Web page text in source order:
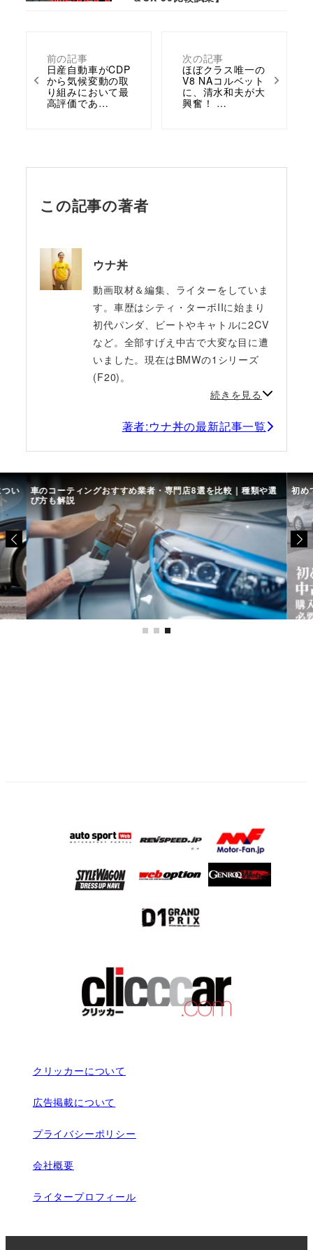
前の記事
日産自動車がCDP
から気候変動の取
り組みにおいて最
高評価であ…
次の記事
ほぼクラス唯一の
V8 NAコルベット
に、清水和夫が大
興奮！ …
この記事の著者
ウナ丼
動画取材＆編集、ライターをしていま
す。車歴はシティ・ターボIIに始まり
初代パンダ、ビートやキャトルに2CV
など。全部すげえ中古で大変な目に遭
いました。現在はBMWの1シリーズ
(F20)。
続きを見る
著者:ウナ丼の最新記事一覧
い 車のコーティングおすすめ業者・専門店8選を比較｜種類や選
び方も解説
初め
クリッカーについて
広告掲載について
プライバシーポリシー
会社概要
ライタープロフィール